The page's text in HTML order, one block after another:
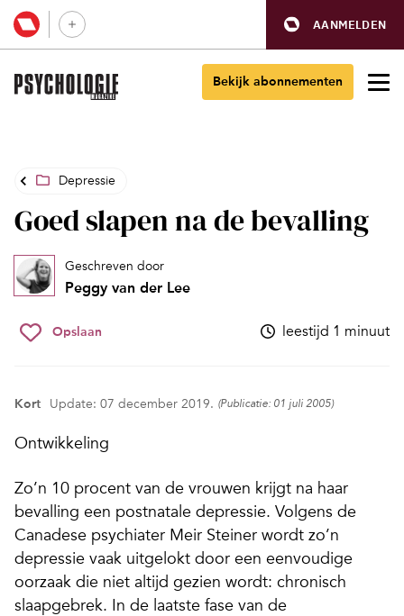
AANMELDEN
Bekijk abonnementen
Depressie
Goed slapen na de bevalling
Geschreven door
Peggy van der Lee
Opslaan leestijd 1 minuut
Kort Update: 07 december 2019. (Publicatie: 01 juli 2005)
Ontwikkeling
Zo’n 10 procent van de vrouwen krijgt na haar
bevalling een postnatale depressie. Volgens de
Canadese psychiater Meir Steiner wordt zo’n
depressie vaak uitgelokt door een eenvoudige
oorzaak die niet altijd gezien wordt: chronisch
slaapgebrek. In de laatste fase van de